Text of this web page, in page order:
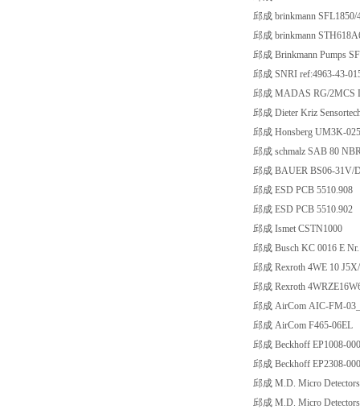
邱成 brinkmann
邱成 brinkmann
邱成 Brinkmann Pumps
邱成 SNRI ref:4963-43-
邱成 MADAS RG/2MCS
邱成 Dieter Kriz
邱成 Honsberg UM3K-
邱成 schmalz SAB 80
邱成 BAUER BS06-31V/
邱成 ESD PCB 5510.908
邱成 ESD PCB 5510.902
邱成 Ismet CSTN1000
邱成 Busch KC 0016 E
邱成 Rexroth 4WE 10
邱成 Rexroth
邱成 AirCom AIC-FM-
邱成 AirCom F465-06EL
邱成 Beckhoff EP1008-
邱成 Beckhoff EP2308-
邱成 M.D. Micro
邱成 M.D. Micro